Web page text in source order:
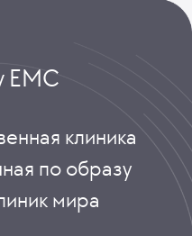
ЕМС
клиника
по образу
мира